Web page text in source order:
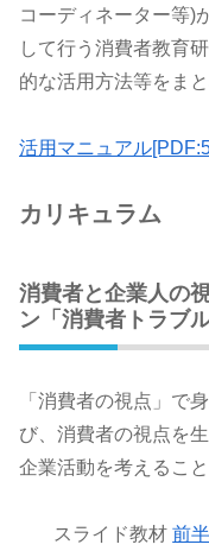
コーディネーター等)
して行う消費者教育
的な活用方法等をま
活用マニュアル
カリキュラム
消費者と企業人の
ン「消費者トラブ
「消費者の視点」で
び、消費者の視点を
企業活動を考えるこ
スライド教材前